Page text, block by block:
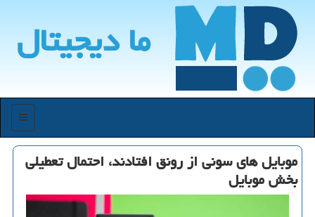
ما دیجیتال
منو
موبایل های سونی از رونق افتادند، احتمال تعطیلی
بخش موبایل